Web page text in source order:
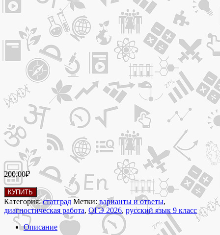
200.00₽
Количество
товара
16
марта
2026
КУПИТЬ
Категория:статград Метки:варианты и ответы,
диагностическая работа, ОГЭ 2026, русский язык 9 класс
Описание